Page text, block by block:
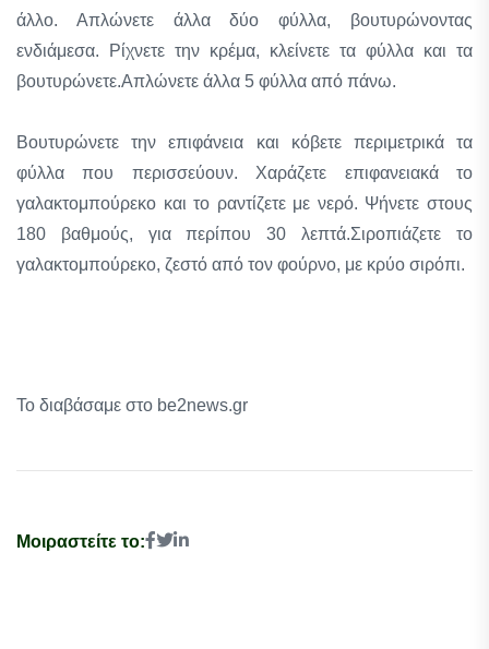
άλλο. Απλώνετε άλλα δύο φύλλα, βουτυρώνοντας
ενδιάμεσα. Ρίχνετε την κρέμα, κλείνετε τα φύλλα και τα
βουτυρώνετε.Απλώνετε άλλα 5 φύλλα από πάνω.
Βουτυρώνετε την επιφάνεια και κόβετε περιμετρικά τα
φύλλα που περισσεύουν. Χαράζετε επιφανειακά το
γαλακτομπούρεκο και το ραντίζετε με νερό. Ψήνετε στους
180 βαθμούς, για περίπου 30 λεπτά.Σιροπιάζετε το
γαλακτομπούρεκο, ζεστό από τον φούρνο, με κρύο σιρόπι.
Το διαβάσαμε στο be2news.gr
Μοιραστείτε το: